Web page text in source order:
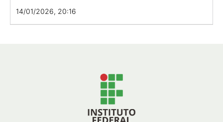
14/01/2026, 20:16